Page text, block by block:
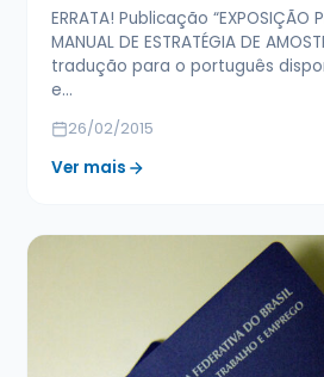
ERRATA! Publicação “EXPOSIÇÃO
MANUAL DE ESTRATÉGIA DE
tradução para o português
e…
26/02/2015
Ver mais